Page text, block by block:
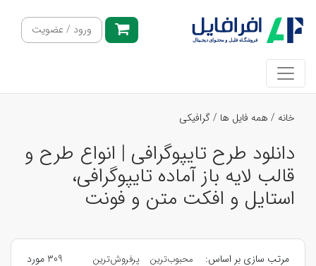
ورود / عضویت
خانه / همه فایل ها /گرافیکی
دانلود طرح تایپوگرافی | انواع طرح و
قالب لایه باز آماده تایپوگرافی،
استایل و افکت متن و فونت
مرتب سازی بر اساس: محبوب‌ترین
پرفروش‌ترین
309 مورد